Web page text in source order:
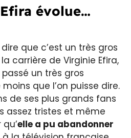
évolue…
que c’est un très gros
carrière de Virginie Efira,
un très gros
que l’on puisse dire.
de ses plus grands fans
assez tristes et même
elle a pu abandonner